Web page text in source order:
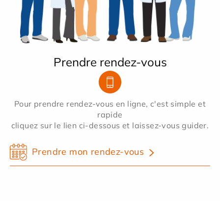
Prendre rendez-vous
Pour prendre rendez-vous en ligne, c'est simple et
rapide
cliquez sur le lien ci-dessous et laissez-vous guider.
Prendre mon rendez-vous